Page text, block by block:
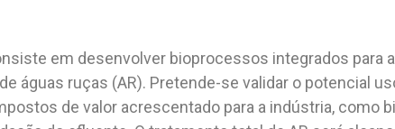
em desenvolver bioprocessos integrados para
águas ruças (AR). Pretende-se validar o potencial
de valor acrescentado para a indústria, como